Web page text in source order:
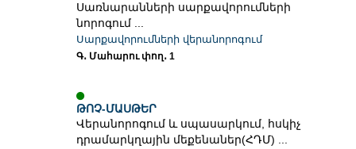
Սառնարանների սարքավորումների
նորոգում ...
Սարքավորումների վերանորոգում
Գ․ Մահարու փող․ 1
ԹՈՉ-ՄԱՍԹԵՐ
Վերանորոգում և սպասարկում, հսկիչ
դրամարկղային մեքենաներ(ՀԴՄ) ...